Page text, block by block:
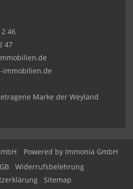
46
47
immobilien.de
Marke der Weyland
Powered by Immonia GmbH
Widerrufsbelehrung
Sitemap